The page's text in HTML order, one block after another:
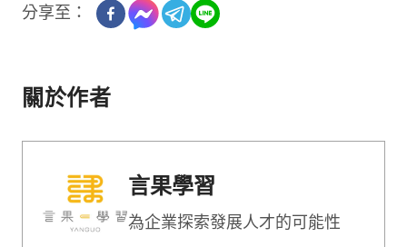
分享至：
關於作者
言果學習
為企業探索發展人才的可能性